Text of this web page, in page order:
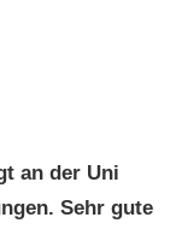
an der Uni
Sehr gute